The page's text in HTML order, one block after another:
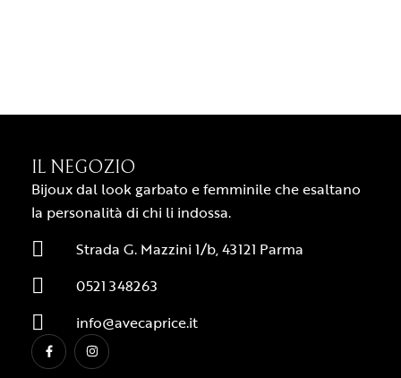
IL NEGOZIO
Bijoux dal look garbato e femminile che esaltano
la personalità di chi li indossa.
Strada G. Mazzini 1/b, 43121 Parma
0521 348263
info@avecaprice.it